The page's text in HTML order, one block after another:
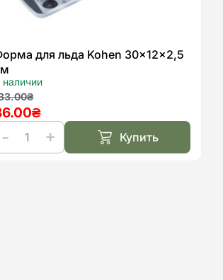
для льда Kohen 30x12x2,5
наличии
₴
₴
Купить